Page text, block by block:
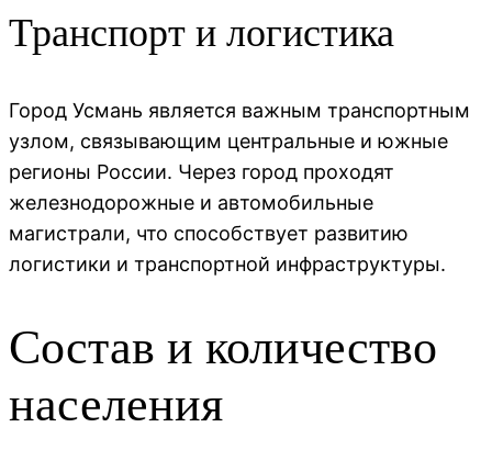
Транспорт и логистика
Город Усмань является важным транспортным
узлом, связывающим центральные и южные
регионы России. Через город проходят
железнодорожные и автомобильные
магистрали, что способствует развитию
логистики и транспортной инфраструктуры.
Состав и количество
населения